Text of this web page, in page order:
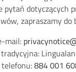
pytań dotyczących
zapraszamy
mail:
884 001